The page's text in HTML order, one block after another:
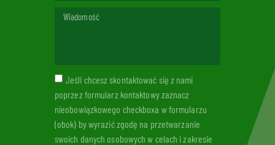
Jeśli chcesz skontaktować się z nami
poprzez formularz kontaktowy zaznacz
nieobowiązkowego checkboxa w formularzu
(obok) by wyrazić zgodę na przetwarzanie
swoich danych osobowych w celach i zakresie